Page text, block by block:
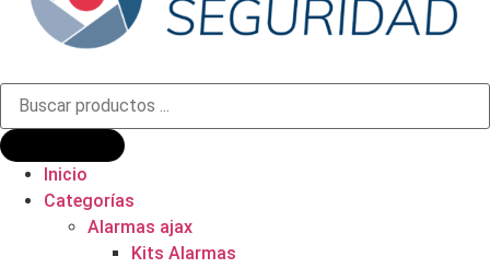
Búsqueda
productos
Inicio
Categorías
Alarmas ajax
Kits Alarmas